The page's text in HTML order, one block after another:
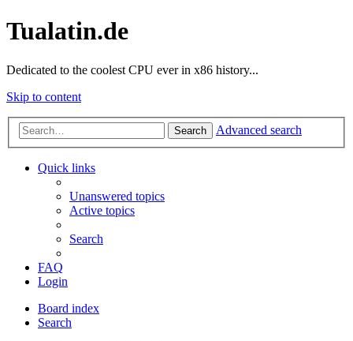
Tualatin.de
Dedicated to the coolest CPU ever in x86 history...
Skip to content
Search Advanced search
Quick links
Unanswered topics
Active topics
Search
FAQ
Login
Board index
Search